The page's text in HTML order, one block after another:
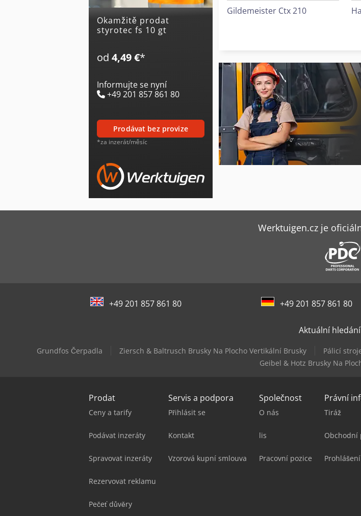
Okamžitě prodat
styrotec fs 10 gt
od 4,49 €*
Informujte se nyní
+49 201 857 861 80
prodávat bez provize
*za inzerát/měsíc
Gildemeister Ctx 210
Gildemeister Nef 710
Grob G350
Werktuigen.cz je
+49 201 857 861 80 +49 201 857 861 80
Aktuální
Grundfos Čerpadla Ziersch & Baltrusch Brusky Na Plocho Vertikální Brusky Pálicí
Geibel & Hotz Brusky Na
Prodat
Ceny a tarify
Podávat inzeráty
Spravovat inzeráty
Rezervovat reklamu
Pečeť důvěry
Servis a podpora
Přihlásit se
Kontakt
Vzorová kupní smlouva
Společnost
O nás
lis
Pracovní pozice
Právní
Tiráž
Obchodní